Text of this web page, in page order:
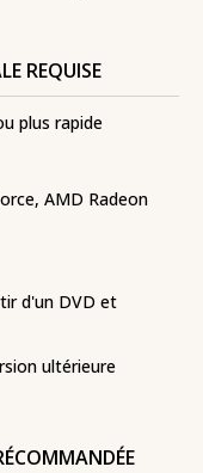
REQUISE
plus rapide
AMD Radeon
d'un DVD et
ultérieure